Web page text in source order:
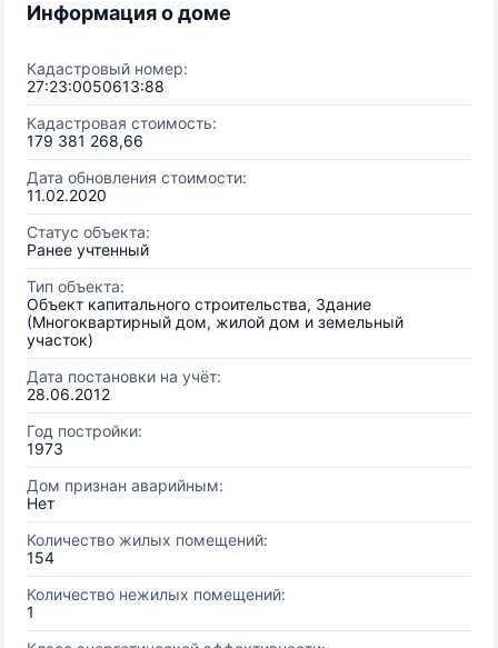
Информация о доме
Кадастровый номер:
27:23:0050613:88
Кадастровая стоимость:
179 381 268,66
Дата обновления стоимости:
11.02.2020
Статус объекта:
Ранее учтенный
Тип объекта:
Объект капитального строительства, Здание
(Многоквартирный дом, жилой дом и земельный
участок)
Дата постановки на учёт:
28.06.2012
Год постройки:
1973
Дом признан аварийным:
Нет
Количество жилых помещений:
154
Количество нежилых помещений:
1